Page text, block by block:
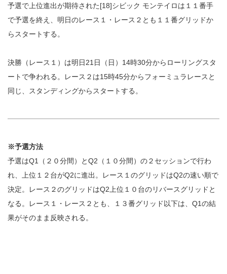
予選で上位進出が期待された[18]シビック モンテイロは１１番手
で予選を終え、明日のレース１・レース２とも１１番グリッドか
らスタートする。
決勝（レース１）は明日21日（日）14時30分からローリングスタ
ートで争われる。レース２は15時45分からフォーミュラレースと
同じ、スタンディングからスタートする。
※予選方法
予選はQ1（２０分間）とQ2（１０分間）の２セッションで行わ
れ、上位１２台がQ2に進出。レース１のグリッドはQ2の速い順で
決定。レース２のグリッドはQ2上位１０台のリバースグリッドと
なる。レース１・レース２とも、１３番グリッド以下は、Q1の結
果がそのまま反映される。